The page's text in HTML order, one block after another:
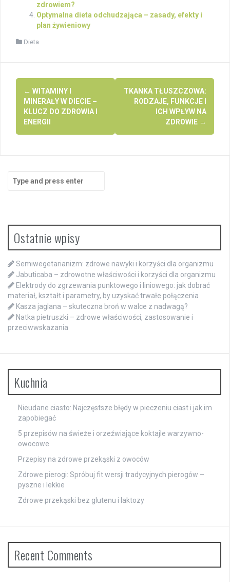
zdrowiem?
Optymalna dieta odchudzająca – zasady, efekty i
plan żywieniowy
Dieta
Post
navigation
← WITAMINY I
MINERAŁY W DIECIE –
KLUCZ DO ZDROWIA I
ENERGII
TKANKA TŁUSZCZOWA:
RODZAJE, FUNKCJE I
ICH WPŁYW NA
ZDROWIE →
for:
Ostatnie wpisy
Semiwegetarianizm: zdrowe nawyki i korzyści dla organizmu
Jabuticaba – zdrowotne właściwości i korzyści dla organizmu
Elektrody do zgrzewania punktowego i liniowego: jak dobrać
materiał, kształt i parametry, by uzyskać trwałe połączenia
Kasza jaglana – skuteczna broń w walce z nadwagą?
Natka pietruszki – zdrowe właściwości, zastosowanie i
przeciwwskazania
Kuchnia
Nieudane ciasto: Najczęstsze błędy w pieczeniu ciast i jak im
zapobiegać
5 przepisów na świeże i orzeźwiające koktajle warzywno-
owocowe
Przepisy na zdrowe przekąski z owoców
Zdrowe pierogi: Spróbuj fit wersji tradycyjnych pierogów –
pyszne i lekkie
Zdrowe przekąski bez glutenu i laktozy
Recent Comments